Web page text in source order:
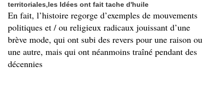
territoriales,les Idées ont fait tache d'huile
En fait, l’histoire regorge d’exemples de mouvements
politiques et / ou religieux radicaux jouissant d’une
brève mode, qui ont subi des revers pour une raison ou
une autre, mais qui ont néanmoins traîné pendant des
décennies